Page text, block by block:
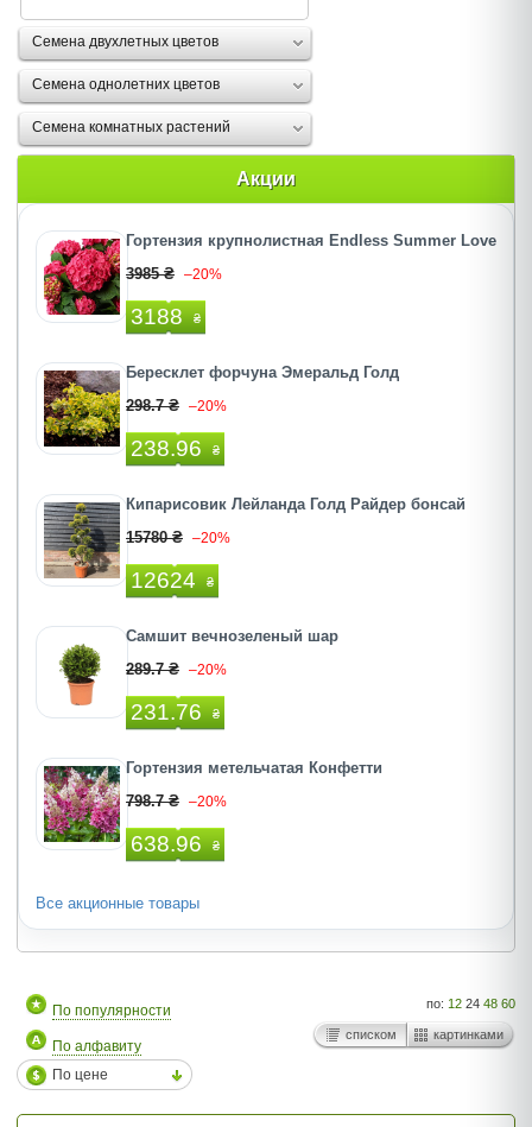
Семена двухлетных цветов
Семена однолетних цветов
Семена комнатных растений
Акции
Гортензия крупнолистная Endless Summer Love
3985 ₴ –20%
3188 ₴
Бересклет форчуна Эмеральд Голд
298.7 ₴ –20%
238.96 ₴
Кипарисовик Лейланда Голд Райдер бонсай
15780 ₴ –20%
12624 ₴
Самшит вечнозеленый шар
289.7 ₴ –20%
231.76 ₴
Гортензия метельчатая Конфетти
798.7 ₴ –20%
638.96 ₴
Все акционные товары
По популярности
По алфавиту
По цене
по: 12 24 48 60
списком картинками